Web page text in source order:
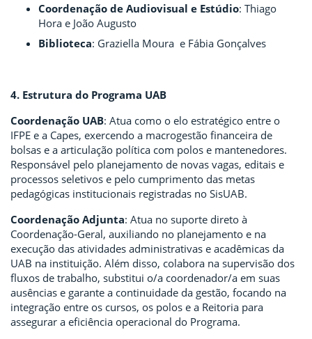
Coordenação de Audiovisual e Estúdio: Thiago
Hora e João Augusto
Biblioteca: Graziella Moura e Fábia Gonçalves
4. Estrutura do Programa UAB
Coordenação UAB: Atua como o elo estratégico entre o
IFPE e a Capes, exercendo a macrogestão financeira de
bolsas e a articulação política com polos e mantenedores.
Responsável pelo planejamento de novas vagas, editais e
processos seletivos e pelo cumprimento das metas
pedagógicas institucionais registradas no SisUAB.
Coordenação Adjunta: Atua no suporte direto à
Coordenação-Geral, auxiliando no planejamento e na
execução das atividades administrativas e acadêmicas da
UAB na instituição. Além disso, colabora na supervisão dos
fluxos de trabalho, substitui o/a coordenador/a em suas
ausências e garante a continuidade da gestão, focando na
integração entre os cursos, os polos e a Reitoria para
assegurar a eficiência operacional do Programa.